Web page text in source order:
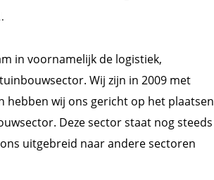
in voornamelijk de logistiek,
Wij zijn in 2009 met
hebben wij ons gericht op het plaatsen
Deze sector staat nog steeds
uitgebreid naar andere sectoren